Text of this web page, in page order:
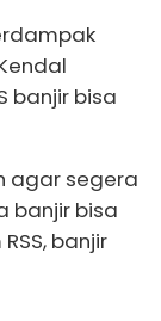
banjir bisa
agar segera
banjir bisa
banjir